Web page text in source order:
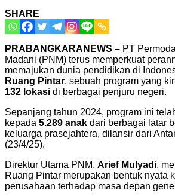
SHARE
PRABANGKARANEWS – PT
Madani (PNM) terus memperkuat
memajukan dunia pendidikan di
Ruang Pintar, sebuah program yang
132 lokasi di berbagai penjuru negeri.
Sepanjang tahun 2024, program ini
kepada 5.289 anak dari berbagai latar
keluarga prasejahtera, dilansir dari
(23/4/25).
Direktur Utama PNM, Arief Mulyadi,
Ruang Pintar merupakan bentuk nyata
perusahaan terhadap masa depan